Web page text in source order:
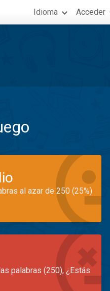
Idioma Acceder
al azar de 250 (25%)
palabras (250), ¿Estás